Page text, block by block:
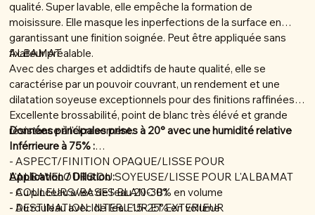
qualité. Super lavable, elle empêche la formation de
moisissure. Elle masque les inperfections de la surface en
garantissant une finition soignée. Peut être appliquée sans
fixateur préalable.
ALBAMAT
Avec des charges et addidtifs de haute qualité, elle se
caractérise par un pouvoir couvrant, un rendement et une
dilatation soyeuse exceptionnels pour des finitions raffinées.
Excellente brossabilité, point de blanc très élévé et grande
résistance à l'écrasement.
Données principales prises à 20° avec une humidité relative
Inférrieure à 75% :
- ASPECT/FINITION OPAQUE/LISSE POUR
L'ALBAVELOURS OU SOYEUSE/LISSE POUR L'ALBAMAT
- COULEURS/BASES BLANC B1
- DESTINATION INTERIEUR ET EXTERIEUR
Application / Dillution :
- Au pinceau avec de l'eau 20-30% en volume
- Au rouleau avec de l'eau 15-25% en volume